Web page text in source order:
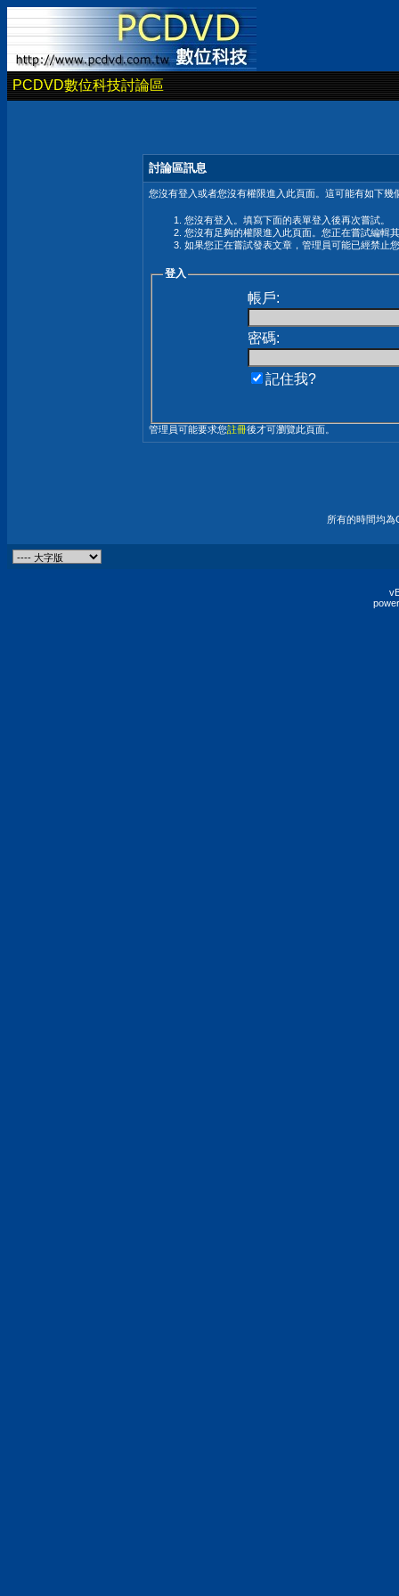
PCDVD數位科技討論區
討論區訊息
您沒有登入或者您沒有權限進入此頁面。這可能有如下幾
您沒有登入。填寫下面的表單登入後再次嘗試。
您沒有足夠的權限進入此頁面。您正在嘗試編輯
如果您正在嘗試發表文章，管理員可能已經禁止
登入
帳戶:
密碼:
記住我?
管理員可能要求您註冊後才可瀏覽此頁面。
所有的時間均為